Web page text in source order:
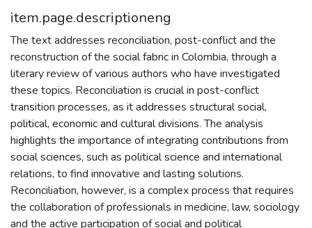
item.page.descriptioneng
The text addresses reconciliation, post-conflict and the
reconstruction of the social fabric in Colombia, through a
literary review of various authors who have investigated
these topics. Reconciliation is crucial in post-conflict
transition processes, as it addresses structural social,
political, economic and cultural divisions. The analysis
highlights the importance of integrating contributions from
social sciences, such as political science and international
relations, to find innovative and lasting solutions.
Reconciliation, however, is a complex process that requires
the collaboration of professionals in medicine, law, sociology
and the active participation of social and political